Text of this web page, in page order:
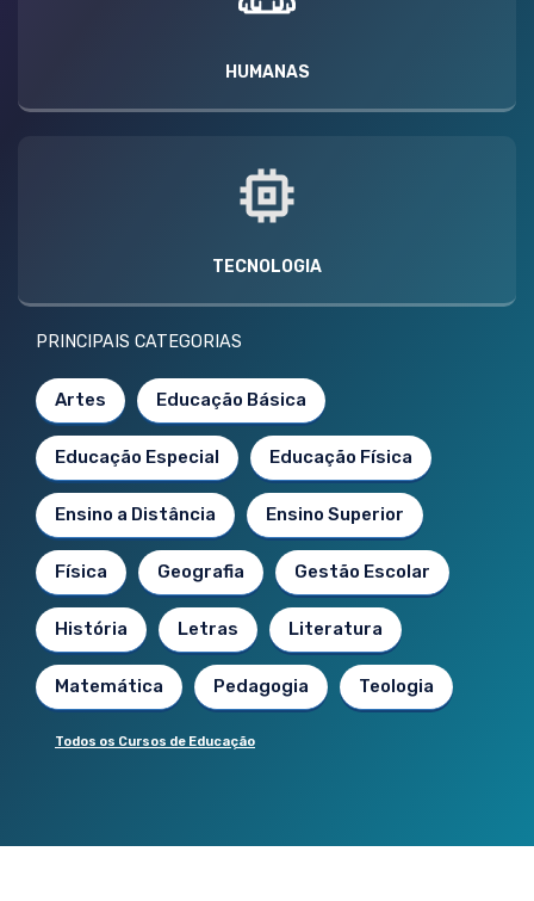
HUMANAS
TECNOLOGIA
PRINCIPAIS CATEGORIAS
Artes Educação Básica
Educação Especial Educação Física
Ensino a Distância Ensino Superior
Física Geografia Gestão Escolar
História Letras Literatura
Matemática Pedagogia Teologia
Todos os Cursos de Educação